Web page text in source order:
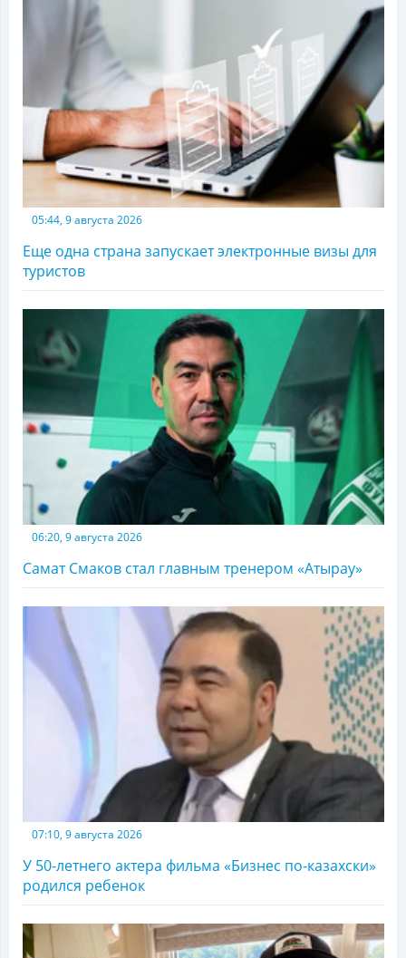
05:44, 9 августа 2026
Еще одна страна запускает электронные визы для
туристов
06:20, 9 августа 2026
Самат Смаков стал главным тренером «Атырау»
07:10, 9 августа 2026
У 50-летнего актера фильма «Бизнес по-казахски»
родился ребенок